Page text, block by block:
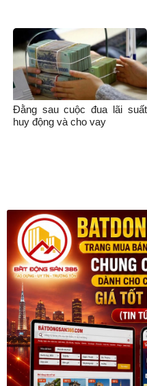
Đằng sau cuộc đua lãi suất
huy động và cho vay